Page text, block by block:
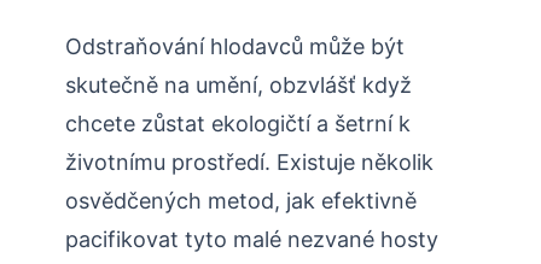
Odstraňování hlodavců může být
skutečně na ⁣umění, obzvlášť ⁢když‌
chcete zůstat ekologičtí a šetrní k⁤
životnímu prostředí. Existuje několik
osvědčených metod, jak efektivně
pacifikovat tyto malé nezvané hosty⁤